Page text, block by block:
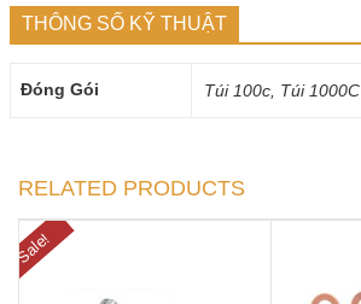
THÔNG SỐ KỸ THUẬT
Đóng Gói Túi 100c, Túi 1000C
RELATED PRODUCTS
Sale!